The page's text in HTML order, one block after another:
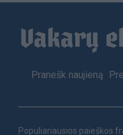
Footer
Pranešk naujieną
Populiariausios paieškos